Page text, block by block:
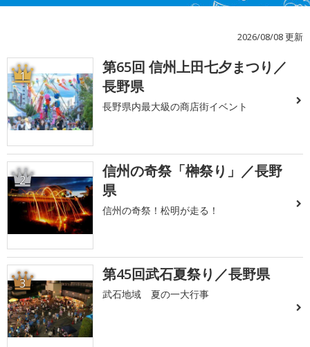
2026/08/08 更新
1
第65回 信州上田七夕まつり／
長野県
長野県内最大級の商店街イベント
2
信州の奇祭「榊祭り」／長野
県
信州の奇祭！松明が走る！
3 第45回武石夏祭り／長野県
武石地域 夏の一大行事